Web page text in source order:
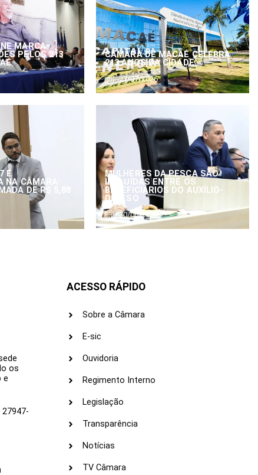
MARCA
PELOS 213
CÂMARA DE MACAÉ CELEBRA
213 ANOS DA CIDADE
27/07/2026
É
NA CÂMARA:
DE R$ 5,88
MULHERES DA PESCA SÃO
INCLUÍDAS ENTRE OS
BENEFICIÁRIOS DO AUXÍLIO-
DEFESO
30/06/2026
os
e
ACESSO RÁPIDO
Sobre a Câmara
E-sic
Ouvidoria
Regimento Interno
Legislação
Transparência
Notícias
TV Câmara